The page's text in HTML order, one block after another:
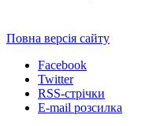
Повна версія сайту
Facebook
Twitter
RSS-стрічки
E-mail розсилка